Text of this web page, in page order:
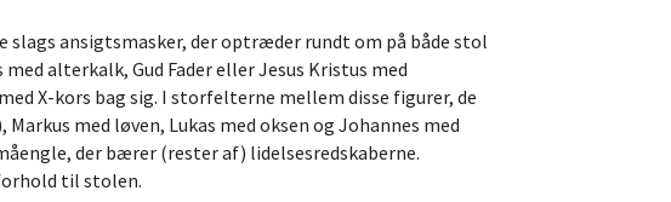
ansigtsmasker, der optræder rundt om på både stol
alterkalk, Gud Fader eller Jesus Kristus med
X-kors bag sig. I storfelterne mellem disse figurer, de
med løven, Lukas med oksen og Johannes med
der bærer (rester af) lidelsesredskaberne.
til stolen.